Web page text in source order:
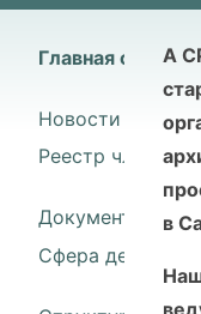
Главная
Новости
Реестр членов
Документы
Сфера
А
в